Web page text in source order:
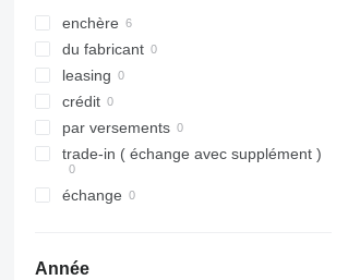
enchère
du fabricant
leasing
crédit
par versements
trade-in ( échange avec supplément )
échange
Année